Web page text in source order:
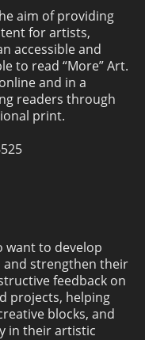
aim of providing
for artists,
accessible and
to read “More” Art.
and in a
readers through
print.
want to develop
and strengthen their
feedback on
projects, helping
blocks, and
in their artistic